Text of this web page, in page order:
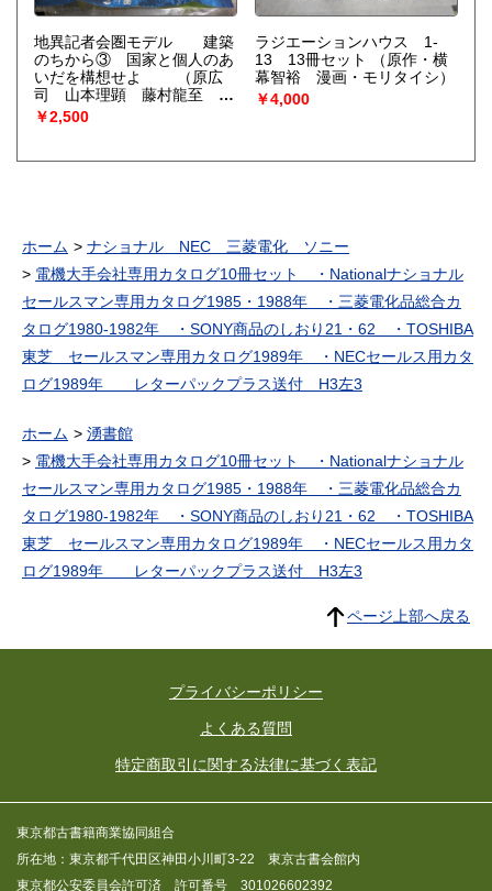
地異記者会圏モデル 建築
のちから③ 国家と個人のあ
いだを構想せよ
（原広
司 山本理顕 藤村龍至 長
谷川豪 東浩紀 金子勝）
￥2,500
ラジエーションハウス 1‐
13 13冊セット
（原作・横
幕智裕 漫画・モリタイシ）
￥4,000
ホーム
ナショナル NEC 三菱電化 ソニー
電機大手会社専用カタログ10冊セット ・Nationalナショナル
セールスマン専用カタログ1985・1988年 ・三菱電化品総合カ
タログ1980‐1982年 ・SONY商品のしおり21・62 ・TOSHIBA
東芝 セールスマン専用カタログ1989年 ・NECセールス用カタ
ログ1989年 レターパックプラス送付 H3左3
ホーム
湧書館
電機大手会社専用カタログ10冊セット ・Nationalナショナル
セールスマン専用カタログ1985・1988年 ・三菱電化品総合カ
タログ1980‐1982年 ・SONY商品のしおり21・62 ・TOSHIBA
東芝 セールスマン専用カタログ1989年 ・NECセールス用カタ
ログ1989年 レターパックプラス送付 H3左3
ページ上部へ戻る
プライバシーポリシー
よくある質問
特定商取引に関する法律に基づく表記
東京都古書籍商業協同組合
所在地：東京都千代田区神田小川町3-22 東京古書会館内
東京都公安委員会許可済 許可番号 301026602392